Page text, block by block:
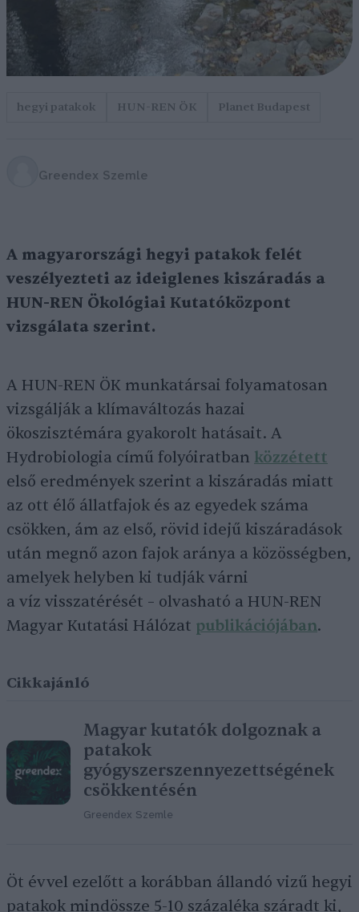
hegyi patakok HUN-REN ÖK Planet Budapest
Greendex Szemle
A magyarországi hegyi patakok felét
veszélyezteti az ideiglenes kiszáradás a
HUN-REN Ökológiai Kutatóközpont
vizsgálata szerint.
A HUN-REN ÖK munkatársai folyamatosan
vizsgálják a klímaváltozás hazai
ökoszisztémára gyakorolt hatásait. A
Hydrobiologia című folyóiratban közzétett
első eredmények szerint a kiszáradás miatt
az ott élő állatfajok és az egyedek száma
csökken, ám az első, rövid idejű kiszáradások
után megnő azon fajok aránya a közösségben,
amelyek helyben ki tudják várni
a víz visszatérését – olvasható a HUN-REN
Magyar Kutatási Hálózat publikációjában.
Cikkajánló
Magyar kutatók dolgoznak a
patakok
gyógyszerszennyezettségének
csökkentésén
Greendex Szemle
Öt évvel ezelőtt a korábban állandó vizű hegyi
patakok mindössze 5-10 százaléka száradt ki,